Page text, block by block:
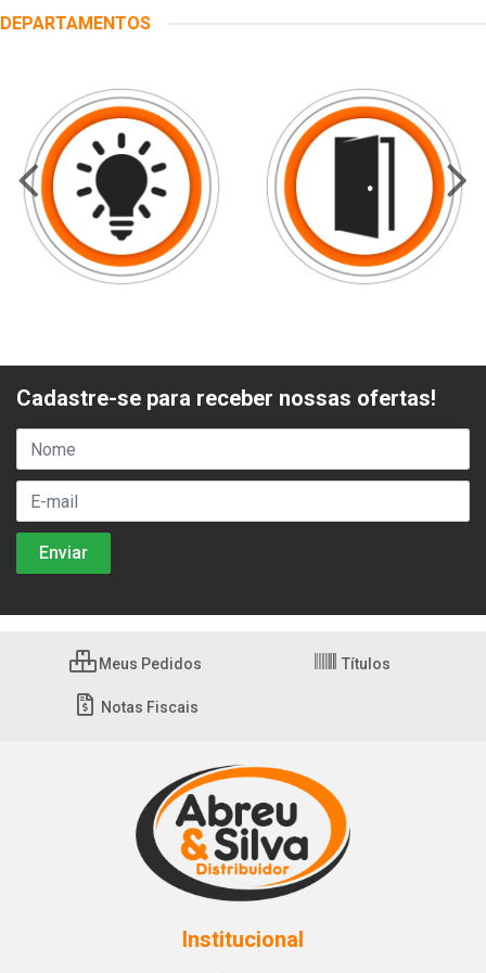
DEPARTAMENTOS
Cadastre-se para receber nossas ofertas!
Meus Pedidos Títulos
Notas Fiscais
Institucional